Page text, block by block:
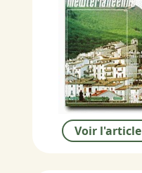
Voir l'article